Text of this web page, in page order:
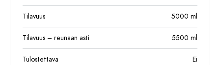
Tilavuus 5000 ml
Tilavuus – reunaan asti 5500 ml
Tulostettava Ei